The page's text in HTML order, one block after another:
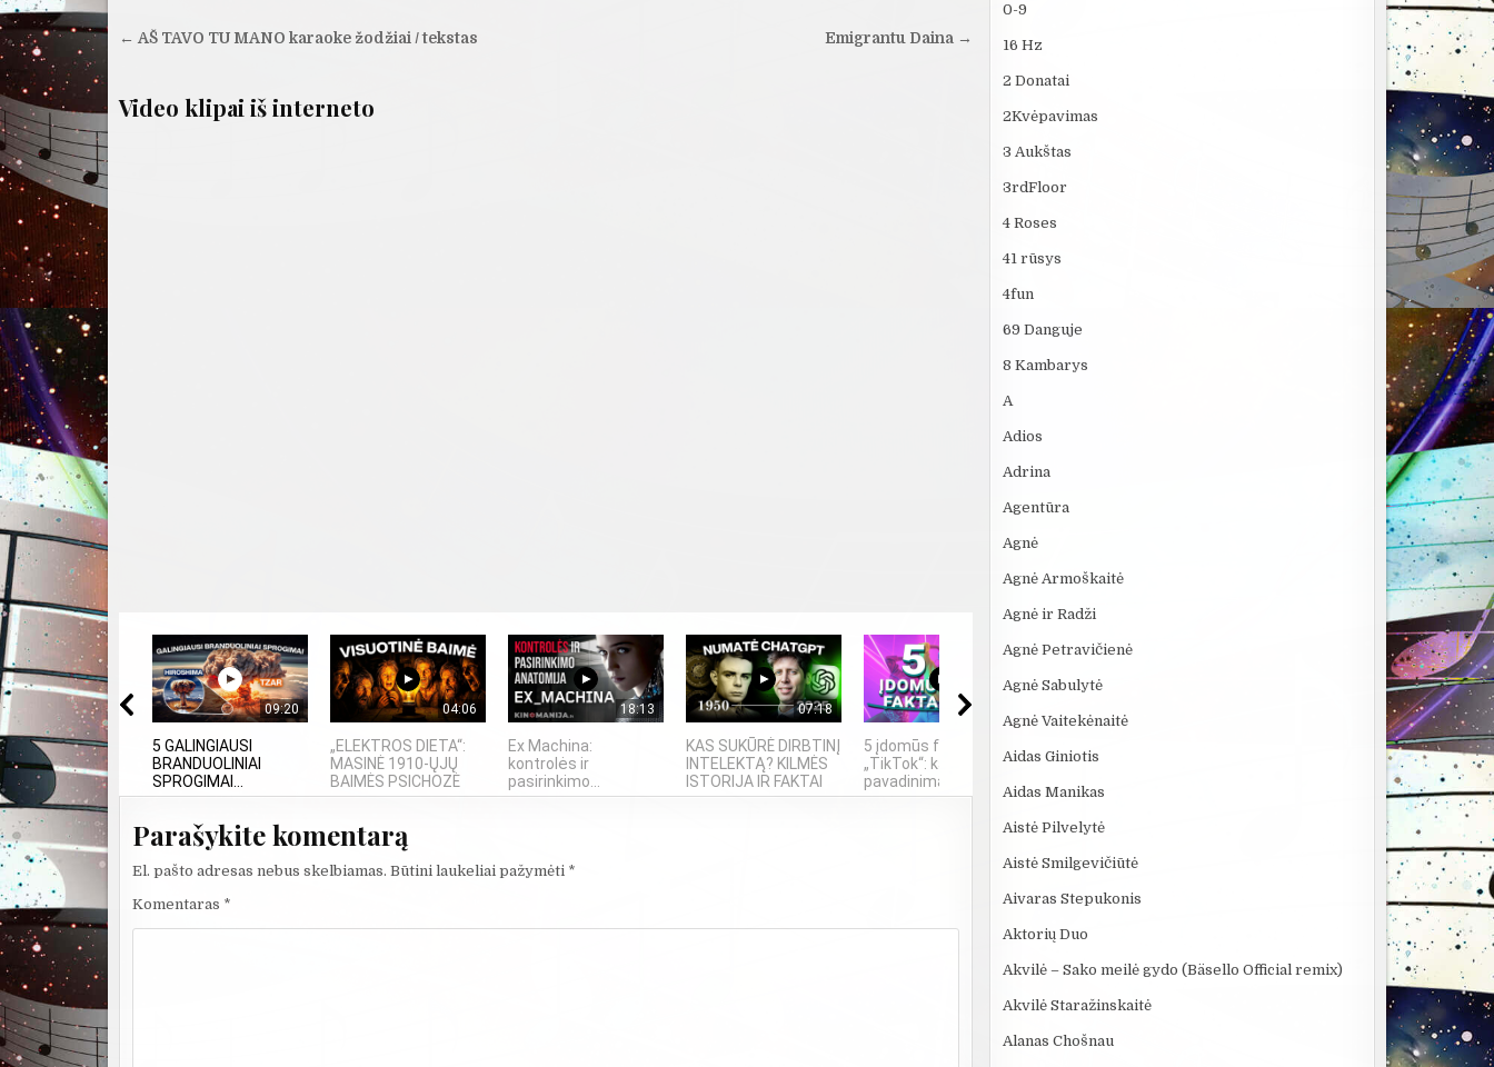
Navigacija
įrašų
Emigrantu Daina →
← AŠ TAVO TU MANO karaoke žodžiai / tekstas
Video klipai iš interneto
09:20
5 GALINGIAUSI
BRANDUOLINIAI
SPROGIMAI...
04:06
„ELEKTROS DIETA“:
MASINĖ 1910-ŲJŲ
BAIMĖS PSICHOZĖ
18:13
Ex Machina:
kontrolės ir
pasirinkimo...
07:18
KAS SUKŪRĖ DIRBTINĮ
INTELEKTĄ? KILMĖS
ISTORIJA IR FAKTAI
5 įdomūs faktai apie
„TikTok“: ką reiškia
pavadinimas ir ne tik
KURIE DINGO BE
KAIP KINIJA
„PASAULIO
NUTYLĖTA
Parašykite komentarą
El. pašto adresas nebus skelbiamas. Būtini laukeliai pažymėti *
Komentaras *
0-9
16 Hz
2 Donatai
2Kvėpavimas
3 Aukštas
3rdFloor
4 Roses
41 rūsys
4fun
69 Danguje
8 Kambarys
A
Adios
Adrina
Agentūra
Agnė
Agnė Armoškaitė
Agnė ir Radži
Agnė Petravičienė
Agnė Sabulytė
Agnė Vaitekėnaitė
Aidas Giniotis
Aidas Manikas
Aistė Pilvelytė
Aistė Smilgevičiūtė
Aivaras Stepukonis
Aktorių Duo
Akvilė – Sako meilė gydo (Bäsello Official remix)
Akvilė Staražinskaitė
Alanas Chošnau